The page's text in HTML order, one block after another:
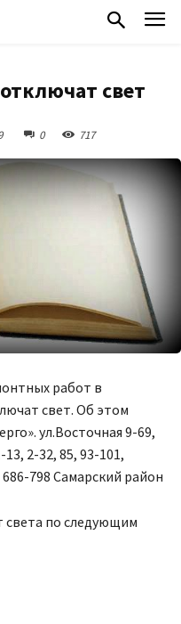
свет
0 717
работ в
свет. Об этом
ул.Восточная 9-69,
2-32, 85, 93-101,
798 Самарский район
света по следующим